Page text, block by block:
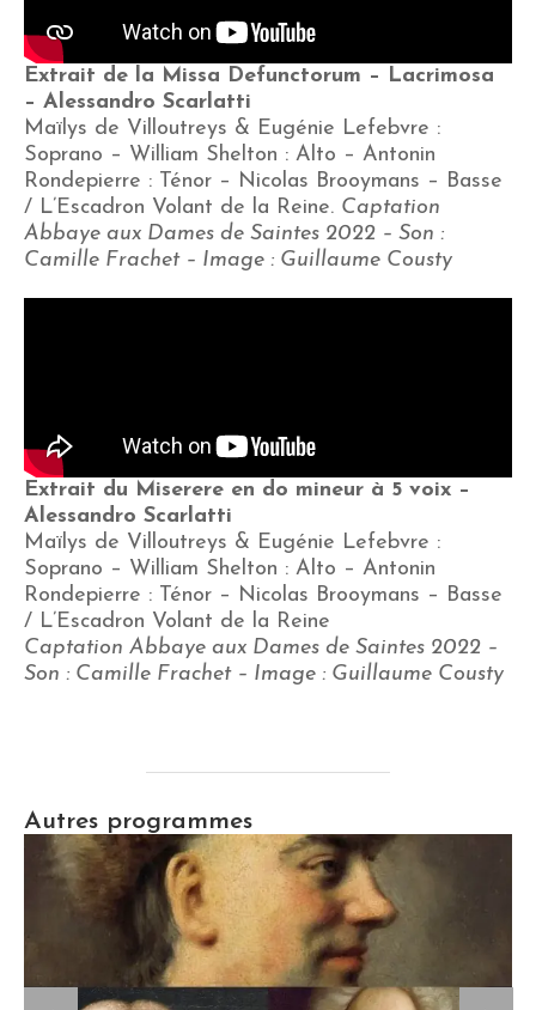
Extrait de la Missa Defunctorum – Lacrimosa
– Alessandro Scarlatti
Maïlys de Villoutreys & Eugénie Lefebvre :
Soprano – William Shelton : Alto – Antonin
Rondepierre : Ténor – Nicolas Brooymans – Basse
/ L’Escadron Volant de la Reine. Captation
Abbaye aux Dames de Saintes 2022 – Son :
Camille Frachet – Image : Guillaume Cousty
Extrait du Miserere en do mineur à 5 voix –
Alessandro Scarlatti
Maïlys de Villoutreys & Eugénie Lefebvre :
Soprano – William Shelton : Alto – Antonin
Rondepierre : Ténor – Nicolas Brooymans – Basse
/ L’Escadron Volant de la Reine
Captation Abbaye aux Dames de Saintes 2022 –
Son : Camille Frachet – Image : Guillaume Cousty
Autres programmes